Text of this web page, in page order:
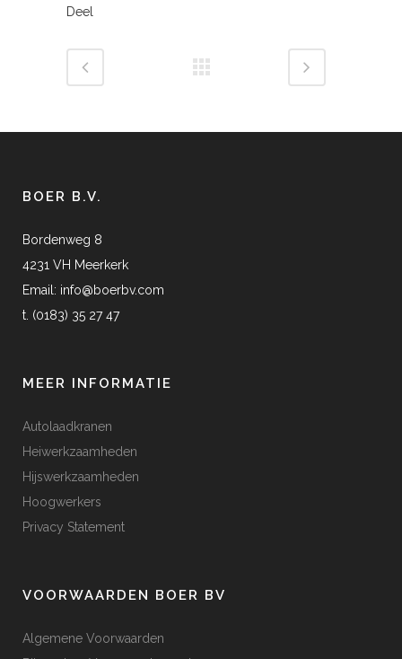
Deel
BOER B.V.
Bordenweg 8
4231 VH Meerkerk
Email: info@boerbv.com
t. (0183) 35 27 47
MEER INFORMATIE
Autolaadkranen
Heiwerkzaamheden
Hijswerkzaamheden
Hoogwerkers
Privacy Statement
VOORWAARDEN BOER BV
Algemene Voorwaarden